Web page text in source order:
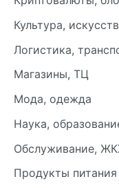
Культура,
Логистика,
Магазины, ТЦ
Мода, одежда
Наука,
Обслуживание,
Продукты питания